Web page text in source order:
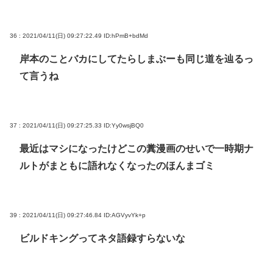
36 : 2021/04/11(日) 09:27:22.49 ID:hPmB+bdMd
岸本のことバカにしてたらしまぶーも同じ道を辿るっ
て言うね
37 : 2021/04/11(日) 09:27:25.33 ID:Yy0wsjBQ0
最近はマシになったけどこの糞漫画のせいで一時期ナ
ルトがまともに語れなくなったのほんまゴミ
39 : 2021/04/11(日) 09:27:46.84 ID:AGVyvYk+p
ビルドキングってネタ語録すらないな